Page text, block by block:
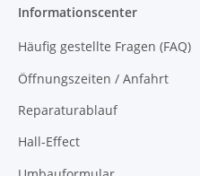
Informationscenter
Häufig gestellte Fragen (FAQ)
Öffnungszeiten / Anfahrt
Reparaturablauf
Hall-Effect